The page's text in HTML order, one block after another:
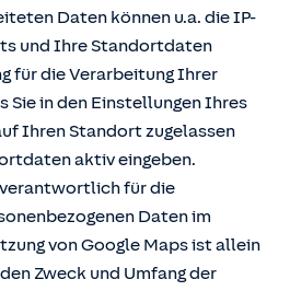
Daten können u.a. die IP-
und Ihre Standortdaten
für die Verarbeitung Ihrer
Sie in den Einstellungen Ihres
Ihren Standort zugelassen
aktiv eingeben.
für die
Daten im
von Google Maps ist allein
Zweck und Umfang der